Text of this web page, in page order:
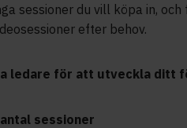
sessioner du vill köpa in,
efter behov.
ledare för att utveckla ditt
sessioner